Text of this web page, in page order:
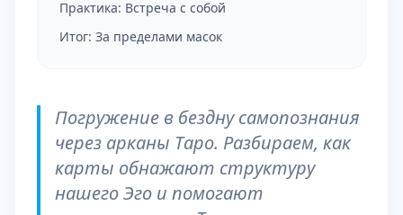
Практика: Встреча с собой
Итог: За пределами масок
Погружение в бездну самопознания
через арканы Таро. Разбираем, как
карты обнажают структуру
нашего Эго и помогают